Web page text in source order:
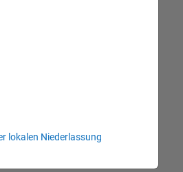
lokalen Niederlassung